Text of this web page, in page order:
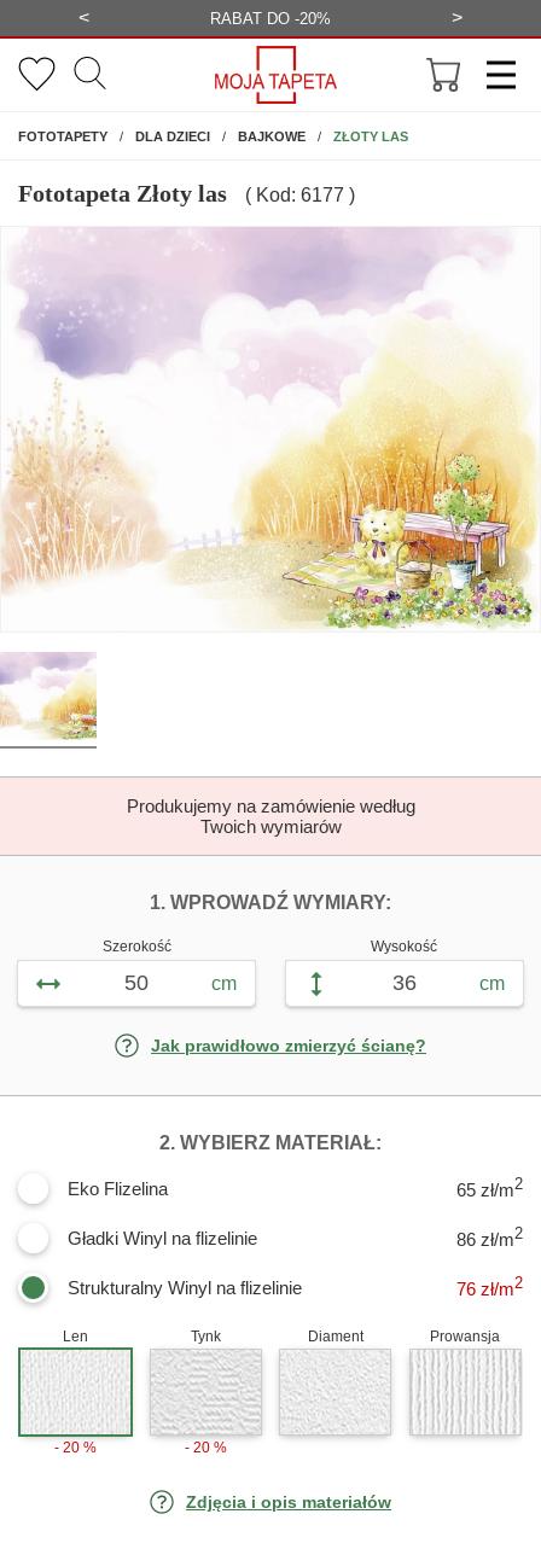
< BEZPŁATNA WIZUALIZACJA >
FOTOTAPETYNA ŚCIANĘ
DLA DZIECI BAJKOWE ZŁOTY LAS
Fototapeta Złoty las ( Kod: 6177 )
Produkujemy na zamówienie według
Twoich wymiarów
1. WPROWADŹ WYMIARY:
Szerokość
cm
Wysokość
cm
Jak prawidłowo zmierzyć ścianę?
2. WYBIERZ MATERIAŁ:
Eko Flizelina 65 zł/m2
Gładki Winyl na flizelinie 86 zł/m2
Strukturalny Winyl na flizelinie 76 zł/m2
Len
- 20 %
Tynk
- 20 %
Diament Prowansja
Zdjęcia i opis materiałów